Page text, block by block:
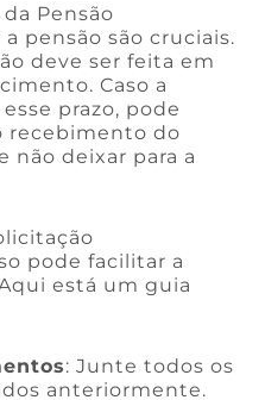
Pensão
pensão são cruciais.
deve ser feita em
Caso a
prazo, pode
recebimento do
não deixar para a
pode facilitar a
está um guia
: Junte todos os
anteriormente.